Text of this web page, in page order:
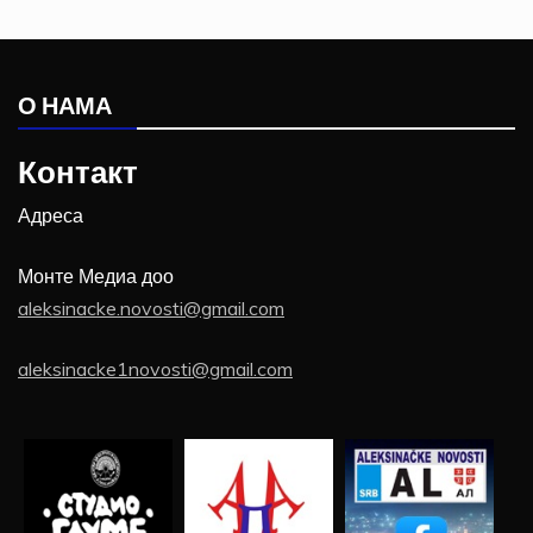
О НАМА
Контакт
Адреса
Монте Медиа доо
aleksinacke.novosti@gmail.com
aleksinacke1novosti@gmail.com